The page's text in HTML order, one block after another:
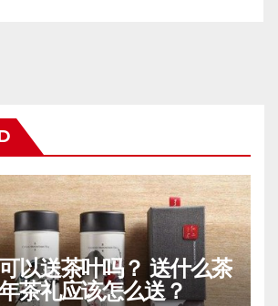
以送茶叶吗？ 送什么茶
茶礼应该怎么送？